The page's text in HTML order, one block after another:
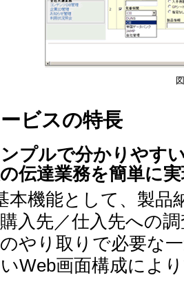
ビスの特長
プルで分かりやす
伝達業務を簡単に
本機能として、製品
入先／仕入先への
やり取りで必要な
Web画面構成によ